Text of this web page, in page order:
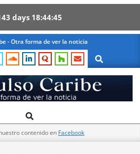
days 18 44 43
- Otra forma de ver la noticia
Search
Search
contenido en Facebook